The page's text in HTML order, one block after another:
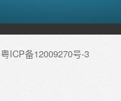
粤ICP备12009270号-3